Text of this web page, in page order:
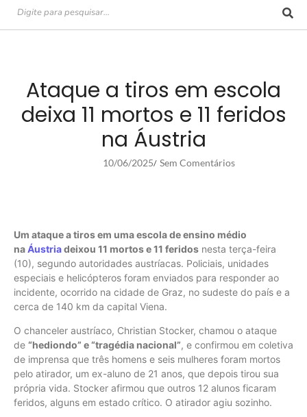
Ataque a tiros em escola
deixa 11 mortos e 11 feridos
na Áustria
10/06/2025/ Sem Comentários
Um ataque a tiros em uma escola de ensino médio
naÁustriadeixou 11 mortos e 11 feridos nesta terça-feira
(10), segundo autoridades austríacas. Policiais, unidades
especiais e helicópteros foram enviados para responder ao
incidente, ocorrido na cidade de Graz, no sudeste do país e a
cerca de 140 km da capital Viena.
O chanceler austríaco, Christian Stocker, chamou o ataque
de “hediondo” e “tragédia nacional”, e confirmou em coletiva
de imprensa que três homens e seis mulheres foram mortos
pelo atirador, um ex-aluno de 21 anos, que depois tirou sua
própria vida. Stocker afirmou que outros 12 alunos ficaram
feridos, alguns em estado crítico. O atirador agiu sozinho.